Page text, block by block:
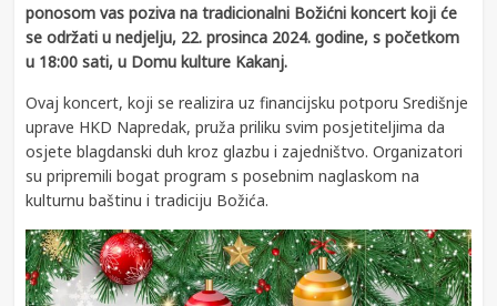
ponosom vas poziva na tradicionalni Božićni koncert koji će
se održati u nedjelju, 22. prosinca 2024. godine, s početkom
u 18:00 sati, u Domu kulture Kakanj.
Ovaj koncert, koji se realizira uz financijsku potporu Središnje
uprave HKD Napredak, pruža priliku svim posjetiteljima da
osjete blagdanski duh kroz glazbu i zajedništvo. Organizatori
su pripremili bogat program s posebnim naglaskom na
kulturnu baštinu i tradiciju Božića.